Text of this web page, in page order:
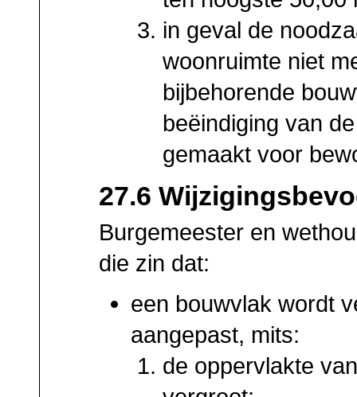
in geval de
woonruimte niet
bijbehorende
beëindiging van
gemaakt voor
27.6
Burgemeester en
die zin dat:
een bouwvlak wordt
aangepast, mits:
de oppervlakte